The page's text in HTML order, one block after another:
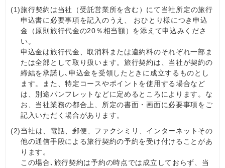
(1)旅行契約は当社（受託営業所を含む）にて当社所定の旅行
申込書に必要事項を記入のうえ、 おひとり様につき申込
金（原則旅行代金の20％相当額）を添えて申込みくださ
い。
申込金は旅行代金、取消料または違約料のそれぞれ一部ま
たは全部として取り扱います。旅行契約は、当社が契約の
締結を承諾し､申込金を受領したときに成立するものとし
ます。また、特定コースやポイントを使用する場合など
は、別途パンフレットなどに定めるところによります。な
お、当社業務の都合上、所定の書面・画面に必要事項をご
記入いただく場合があります。
(2)当社は、電話、郵便、ファクシミリ、インターネットその
他の通信手段による旅行契約の予約を受け付けることがあ
ります。
この場合､旅行契約は予約の時点では成立しておらず、当